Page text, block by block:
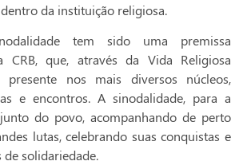
da instituição religiosa.
tem sido uma premissa
CRB, que, através da Vida Religiosa
presente nos mais diversos núcleos,
e encontros. A sinodalidade, para a
do povo, acompanhando de perto
lutas, celebrando suas conquistas e
solidariedade.